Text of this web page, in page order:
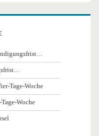
Tage-Woche
Woche